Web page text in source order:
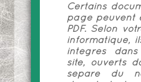
Certains
page peuvent
PDF. Selon
informatique,
intégrés
site, ouverts
séparé du